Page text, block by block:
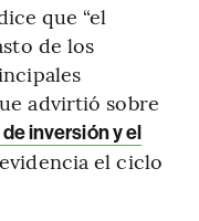
que “el
de los
advirtió sobre
inversión y el
el ciclo